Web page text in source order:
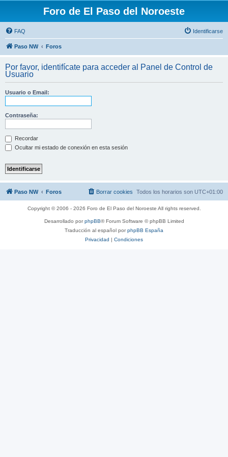
Foro de El Paso del Noroeste
FAQ Identificarse
Paso NW Foros
Por favor, identifícate para acceder al Panel de Control de
Usuario
Usuario o Email:
Contraseña:
Recordar
Ocultar mi estado de conexión en esta sesión
Paso NW Foros Todos los horarios son UTC+01:00
Borrar cookies
Copyright © 2006 - 2026 Foro de El Paso del Noroeste All rights reserved.
Desarrollado porphpBB® Forum Software © phpBB Limited
Traducción al español porphpBB España
Privacidad | Condiciones